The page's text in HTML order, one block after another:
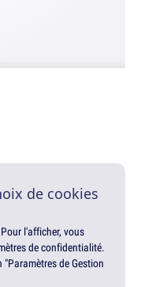
de cookies
l'afficher, vous
de confidentialité.
de Gestion